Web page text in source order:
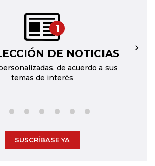
1
DE NOTICIAS
de acuerdo a sus
temas de interés
→
SUSCRÍBASE YA